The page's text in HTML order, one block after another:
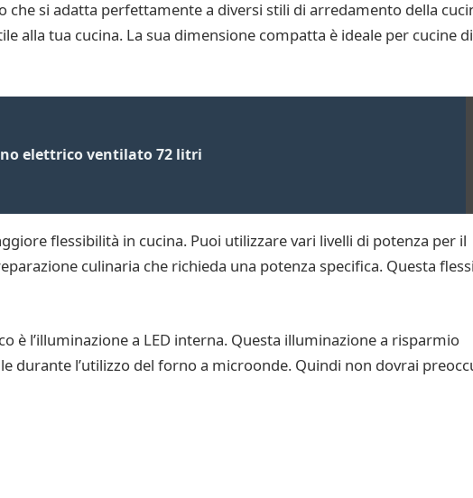
si adatta perfettamente a diversi stili di arredamento della
alla tua cucina. La sua dimensione compatta è ideale per cucine di
elettrico ventilato 72 litri
flessibilità in cucina. Puoi utilizzare vari livelli di potenza per il
culinaria che richieda una potenza specifica. Questa
è l’illuminazione a LED interna. Questa illuminazione a risparmio
durante l’utilizzo del forno a microonde. Quindi non dovrai